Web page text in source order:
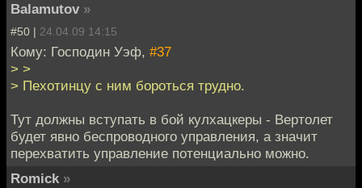
Balamutov »
#50 | 24.04.09 14:15
Кому: Господин Уэф, #37
> >
> Пехотинцу с ним бороться трудно.
Тут должны вступать в бой кулхацкеры - Вертолет
будет явно беспроводного управления, а значит
перехватить управление потенциально можно.
Romick »